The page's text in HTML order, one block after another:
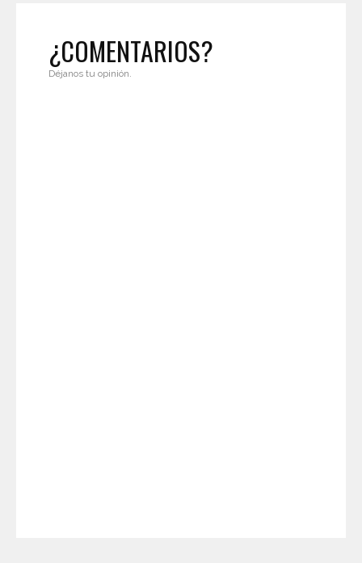
¿COMENTARIOS?
Déjanos tu opinión.